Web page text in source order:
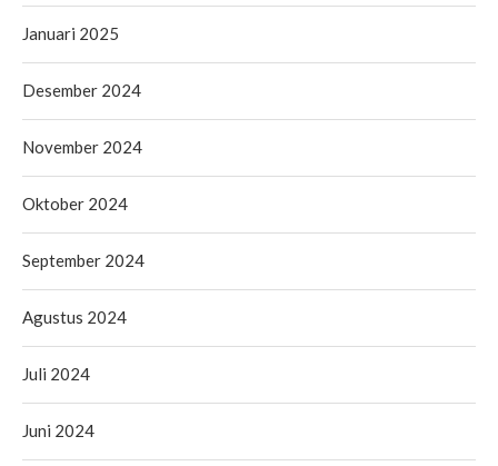
Januari 2025
Desember 2024
November 2024
Oktober 2024
September 2024
Agustus 2024
Juli 2024
Juni 2024